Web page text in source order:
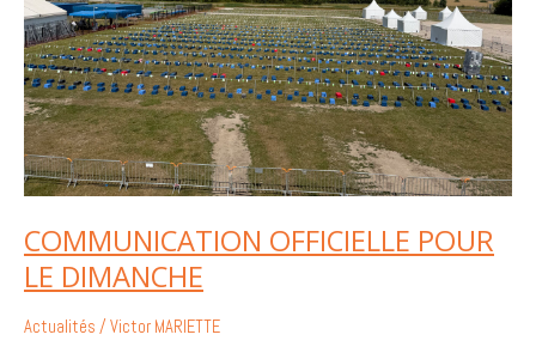
COMMUNICATION OFFICIELLE POUR
LE DIMANCHE
Actualités /Victor MARIETTE